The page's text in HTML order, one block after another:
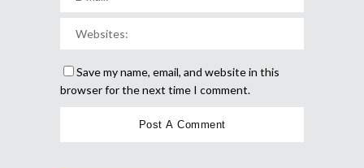
Save my name, email, and website in this
browser for the next time I comment.